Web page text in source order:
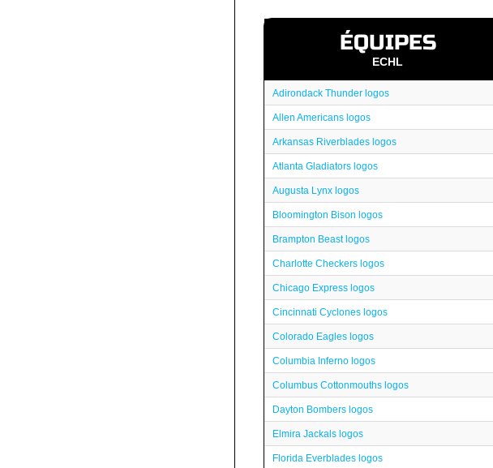
ÉQUIPES
ECHL
Adirondack Thunder logos
Allen Americans logos
Arkansas Riverblades logos
Atlanta Gladiators logos
Augusta Lynx logos
Bloomington Bison logos
Brampton Beast logos
Charlotte Checkers logos
Chicago Express logos
Cincinnati Cyclones logos
Colorado Eagles logos
Columbia Inferno logos
Columbus Cottonmouths logos
Dayton Bombers logos
Elmira Jackals logos
Florida Everblades logos